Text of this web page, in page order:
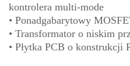
kontrolera multi-mode
• Ponadgabarytowy
• Transformator o niskim
• Płytka PCB o konstrukcji